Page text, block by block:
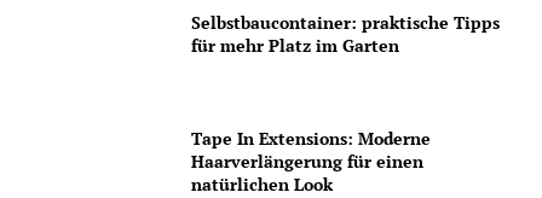
Selbstbaucontainer: praktische Tipps
für mehr Platz im Garten
Tape In Extensions: Moderne
Haarverlängerung für einen
natürlichen Look